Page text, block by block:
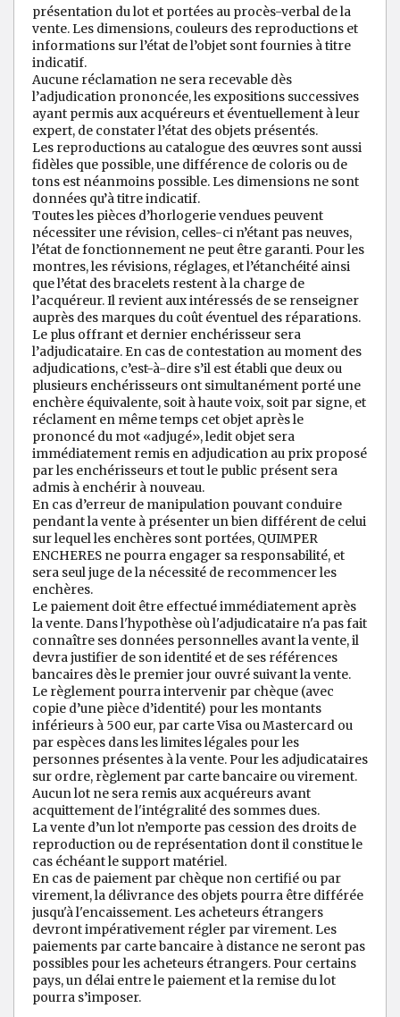
présentation du lot et portées au procès-verbal de la
vente. Les dimensions, couleurs des reproductions et
informations sur l’état de l’objet sont fournies à titre
indicatif.
Aucune réclamation ne sera recevable dès
l’adjudication prononcée, les expositions successives
ayant permis aux acquéreurs et éventuellement à leur
expert, de constater l’état des objets présentés.
Les reproductions au catalogue des œuvres sont aussi
fidèles que possible, une différence de coloris ou de
tons est néanmoins possible. Les dimensions ne sont
données qu’à titre indicatif.
Toutes les pièces d’horlogerie vendues peuvent
nécessiter une révision, celles-ci n’étant pas neuves,
l’état de fonctionnement ne peut être garanti. Pour les
montres, les révisions, réglages, et l’étanchéité ainsi
que l’état des bracelets restent à la charge de
l’acquéreur. Il revient aux intéressés de se renseigner
auprès des marques du coût éventuel des réparations.
Le plus offrant et dernier enchérisseur sera
l’adjudicataire. En cas de contestation au moment des
adjudications, c’est-à-dire s’il est établi que deux ou
plusieurs enchérisseurs ont simultanément porté une
enchère équivalente, soit à haute voix, soit par signe, et
réclament en même temps cet objet après le
prononcé du mot «adjugé», ledit objet sera
immédiatement remis en adjudication au prix proposé
par les enchérisseurs et tout le public présent sera
admis à enchérir à nouveau.
En cas d’erreur de manipulation pouvant conduire
pendant la vente à présenter un bien différent de celui
sur lequel les enchères sont portées, QUIMPER
ENCHERES ne pourra engager sa responsabilité, et
sera seul juge de la nécessité de recommencer les
enchères.
Le paiement doit être effectué immédiatement après
la vente. Dans l'hypothèse où l'adjudicataire n'a pas fait
connaître ses données personnelles avant la vente, il
devra justifier de son identité et de ses références
bancaires dès le premier jour ouvré suivant la vente.
Le règlement pourra intervenir par chèque (avec
copie d’une pièce d’identité) pour les montants
inférieurs à 500 eur, par carte Visa ou Mastercard ou
par espèces dans les limites légales pour les
personnes présentes à la vente. Pour les adjudicataires
sur ordre, règlement par carte bancaire ou virement.
Aucun lot ne sera remis aux acquéreurs avant
acquittement de l'intégralité des sommes dues.
La vente d’un lot n’emporte pas cession des droits de
reproduction ou de représentation dont il constitue le
cas échéant le support matériel.
En cas de paiement par chèque non certifié ou par
virement, la délivrance des objets pourra être différée
jusqu'à l'encaissement. Les acheteurs étrangers
devront impérativement régler par virement. Les
paiements par carte bancaire à distance ne seront pas
possibles pour les acheteurs étrangers. Pour certains
pays, un délai entre le paiement et la remise du lot
pourra s’imposer.